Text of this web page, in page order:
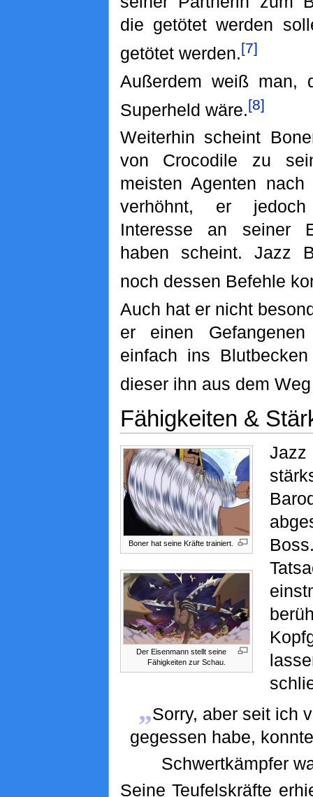
die getötet werden
getötet werden.[7]
Außerdem weiß man,
Superheld wäre.[8]
Weiterhin scheint
von Crocodile zu
meisten Agenten
verhöhnt, er
Interesse an seiner
haben scheint. Jazz
noch dessen Befehle
Auch hat er nicht
er einen
einfach ins
dieser ihn aus dem
Fähigkeiten &
Boner hat seine Kräfte trainiert.
Der Eisenmann stellt seine
Fähigkeiten zur Schau.
„Sorry, aber seit ich
gegessen habe,
Schwertkämpfer
Seine Teufelskräfte